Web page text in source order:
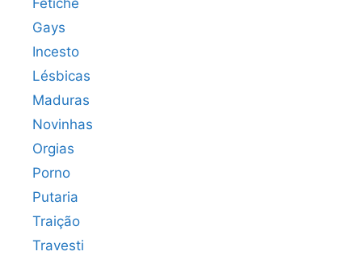
Fetiche
Gays
Incesto
Lésbicas
Maduras
Novinhas
Orgias
Porno
Putaria
Traição
Travesti